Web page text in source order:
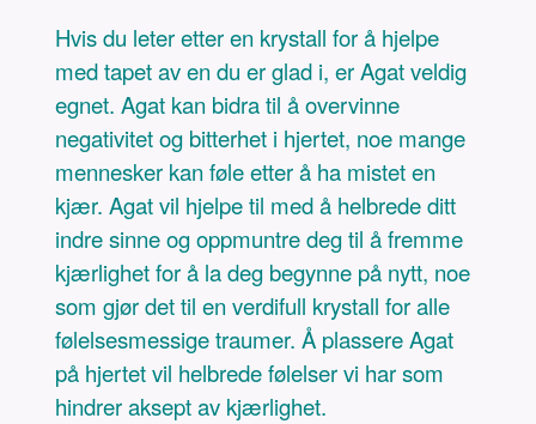
Hvis du leter etter en krystall for å hjelpe
med tapet av en du er glad i, er Agat veldig
egnet. Agat kan bidra til å overvinne
negativitet og bitterhet i hjertet, noe mange
mennesker kan føle etter å ha mistet en
kjær. Agat vil hjelpe til med å helbrede ditt
indre sinne og oppmuntre deg til å fremme
kjærlighet for å la deg begynne på nytt, noe
som gjør det til en verdifull krystall for alle
følelsesmessige traumer. Å plassere Agat
på hjertet vil helbrede følelser vi har som
hindrer aksept av kjærlighet.